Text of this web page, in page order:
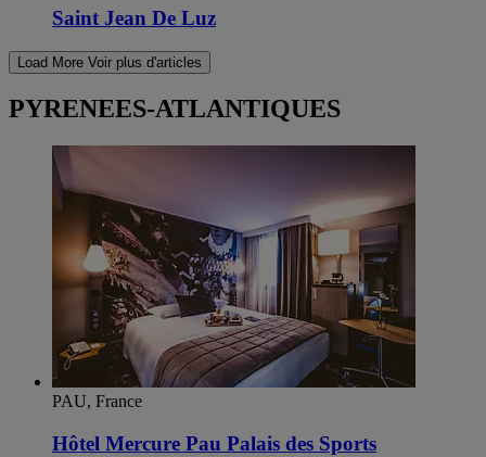
Saint Jean De Luz
Load More Voir plus d'articles
PYRENEES-ATLANTIQUES
PAU, France
Hôtel Mercure Pau Palais des Sports